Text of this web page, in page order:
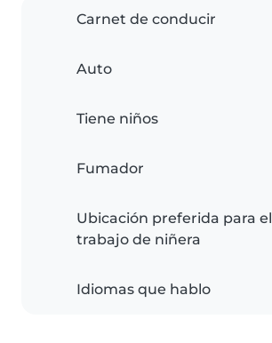
Carnet de conducir
Auto
Tiene niños
Fumador
Ubicación preferida para el
trabajo de niñera
Idiomas que hablo